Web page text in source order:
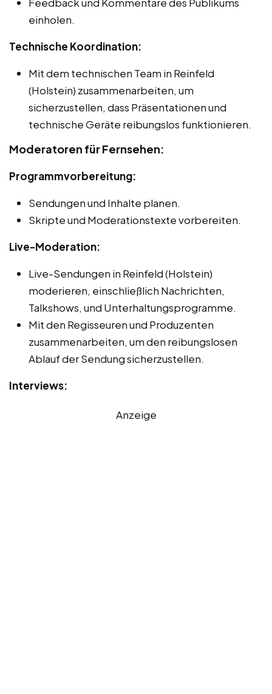
einholen.
Technische Koordination:
Mit dem technischen Team in Reinfeld
(Holstein) zusammenarbeiten, um
sicherzustellen, dass Präsentationen und
technische Geräte reibungslos funktionieren.
Moderatoren für Fernsehen:
Programmvorbereitung:
Sendungen und Inhalte planen.
Skripte und Moderationstexte vorbereiten.
Live-Moderation:
Live-Sendungen in Reinfeld (Holstein)
moderieren, einschließlich Nachrichten,
Talkshows, und Unterhaltungsprogramme.
Mit den Regisseuren und Produzenten
zusammenarbeiten, um den reibungslosen
Ablauf der Sendung sicherzustellen.
Interviews:
Anzeige